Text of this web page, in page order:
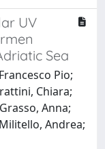
UV
Sea
Pio;
Chiara;
Anna;
Andrea;